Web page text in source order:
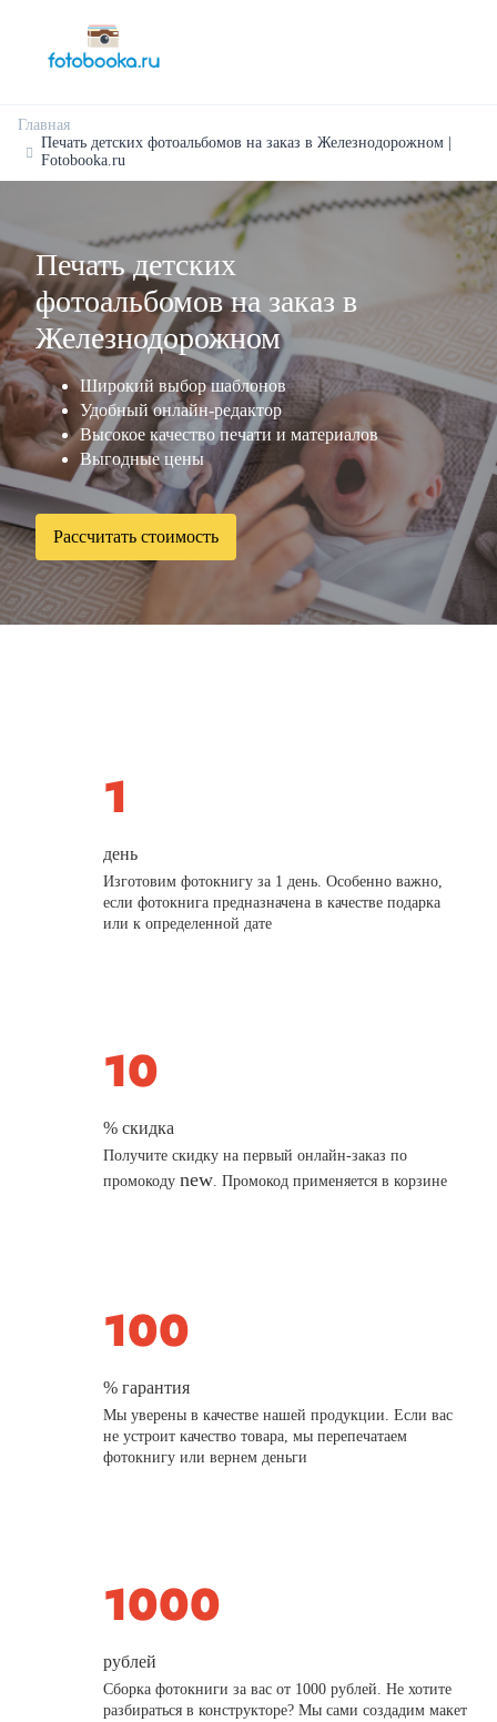
Главная
Печать детских фотоальбомов на заказ в Железнодорожном |
Fotobooka.ru
Печать детских
фотоальбомов на заказ в
Железнодорожном
Широкий выбор шаблонов
Удобный онлайн-редактор
Высокое качество печати и материалов
Выгодные цены
Рассчитать стоимость
день
Изготовим фотокнигу за 1 день. Особенно важно,
если фотокнига предназначена в качестве подарка
или к определенной дате
% скидка
Получите скидку на первый онлайн-заказ по
промокодуnew. Промокод применяется в корзине
% гарантия
Мы уверены в качестве нашей продукции. Если вас
не устроит качество товара, мы перепечатаем
фотокнигу или вернем деньги
рублей
Сборка фотокниги за вас от 1000 рублей. Не хотите
разбираться в конструкторе? Мы сами создадим макет